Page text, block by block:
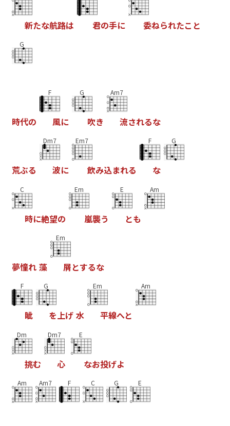
新たな航路は 君の手に 委ねられたこ と
G
時代の
F
風に
G
吹き
Am7
流されるな
荒ぶる
Dm7
波に
Em7
飲み込まれる
F
な
G
C
時に絶望の
Em
嵐襲う
E
とも
Am
夢憧れ 藻
Em
屑とするな
F
眦
G
を上げ 水
Em
平線へと
Am
Dm
挑む
Dm7
心
E
なお投げよ
Am Am7 F C G E